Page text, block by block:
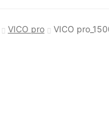
VICO pro VICO